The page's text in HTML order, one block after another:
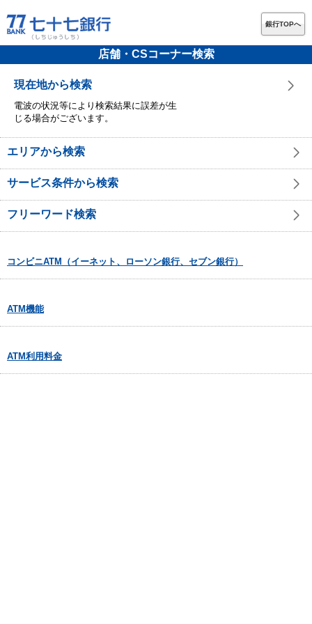
銀行TOPへ
店舗・CSコーナー検索
現在地から検索
電波の状況等により検索結果に誤差が生
じる場合がございます。
エリアから検索
サービス条件から検索
フリーワード検索
コンビニATM（イーネット、ローソン銀行、セブン銀行）
ATM機能
ATM利用料金